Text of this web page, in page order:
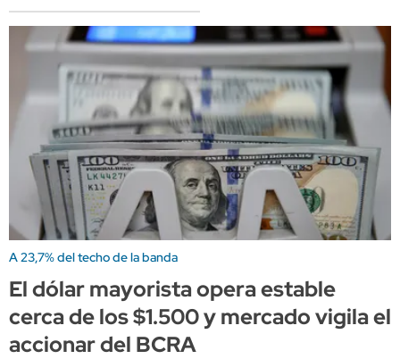
A 23,7% del techo de la banda
El dólar mayorista opera estable
cerca de los $1.500 y mercado vigila el
accionar del BCRA